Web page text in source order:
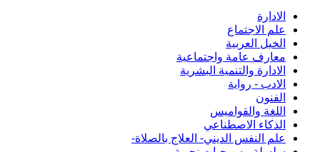
الادارة
علم الاجتماع
الخيل العربية
معارف عامة واجتماعية
الادارة والتنمية البشرية
الادب - رواية
الفنون
اللغة والقواميس
الذكاء الاصطناعي
علم النفس الديني- العلاج بالصلاة-